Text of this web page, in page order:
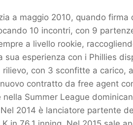
a maggio 2010, quando
10 incontri, con 9
a livello rookie,
sua esperienza con i Phillies
con 3 sconfitte a carico,
contratto da free agent
Summer League
2014 è lanciatore partente